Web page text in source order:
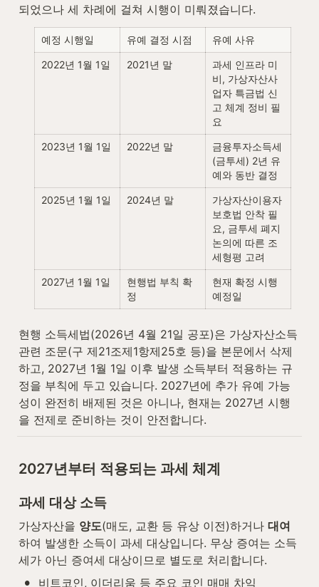
되었으나 세 차례에 걸쳐 시행이 미뤄졌습니다.
예정 시행일 유예 결정 시점 유예 사유
2022년 1월 1일 2021년 말
과세 인프라 미
비, 가상자산사
업자 특금법 신
고 체계 정비 필
요
2023년 1월 1일 2022년 말
금융투자소득세
(금투세) 2년 유
예와 동반 결정
2025년 1월 1일 2024년 말
가상자산이용자
보호법 안착 필
요, 금투세 폐지
논의에 따른 조
세형평 고려
2027년 1월 1일
현행법 부칙 확
정
현재 확정 시행
예정일
현행 소득세법(2026년 4월 21일 공포)은 가상자산소득
관련 조문(구 제21조제1항제25호 등)을 본문에서 삭제
하고, 2027년 1월 1일 이후 발생 소득부터 적용하는 규
정을 부칙에 두고 있습니다. 2027년에 추가 유예 가능
성이 완전히 배제된 것은 아니나, 현재는 2027년 시행
을 전제로 준비하는 것이 안전합니다.
2027년부터 적용되는 과세 체계
과세 대상 소득
가상자산을 양도(매도, 교환 등 유상 이전)하거나 대여
하여 발생한 소득이 과세 대상입니다. 무상 증여는 소득
세가 아닌 증여세 대상이므로 별도로 처리합니다.
• 비트코인, 이더리움 등 주요 코인 매매 차익